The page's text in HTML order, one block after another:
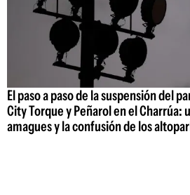
El paso a paso de la suspensión del
City Torque y Peñarol en el Charrúa:
amagues y la confusión de los